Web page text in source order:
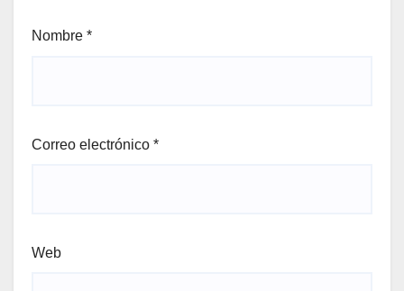
Nombre *
Correo electrónico *
Web